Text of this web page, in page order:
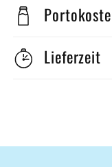
Lieferzeit